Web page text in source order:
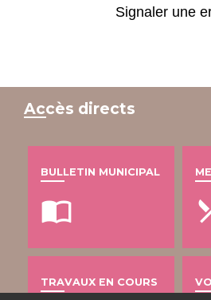
Signaler une
Accès directs
BULLETIN MUNICIPAL
import_contacts
TRAVAUX EN COURS